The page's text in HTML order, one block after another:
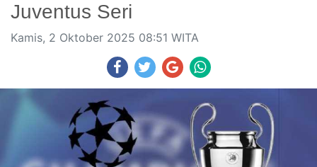
Juventus Seri
Kamis, 2 Oktober 2025 08:51 WITA